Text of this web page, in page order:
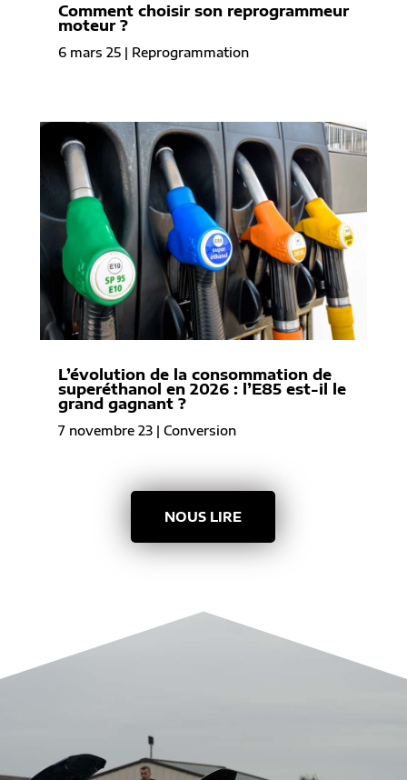
Comment choisir son reprogrammeur
moteur ?
6 mars 25| Reprogrammation
L’évolution de la consommation de
superéthanol en 2026 : l’E85 est-il le
grand gagnant ?
7 novembre 23| Conversion
NOUS LIRE